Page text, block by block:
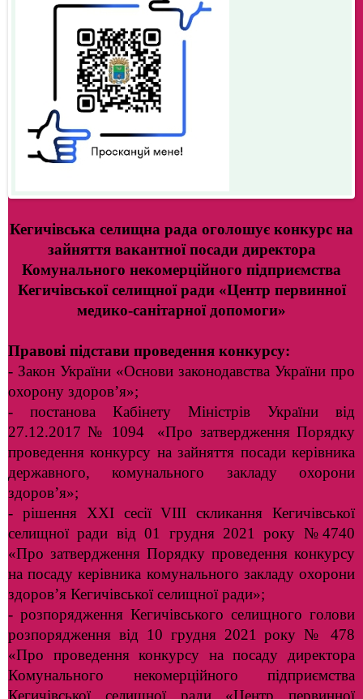
Кегичівська селищна рада оголошує конкурс на
зайняття вакантної посади директора
Комунального некомерційного підприємства
Кегичівської селищної ради «Центр первинної
медико-санітарної допомоги»
Правові підстави проведення конкурсу:
- Закон України «Основи законодавства України про
охорону здоров’я»;
- постанова Кабінету Міністрів України від
27.12.2017 № 1094 «Про затвердження Порядку
проведення конкурсу на зайняття посади керівника
державного, комунального закладу охорони
здоров’я»;
- рішення ХХІ сесії VIIІ скликання Кегичівської
селищної ради від 01 грудня 2021 року №4740
«Про затвердження Порядку проведення конкурсу
на посаду керівника комунального закладу охорони
здоров’я Кегичівської селищної ради»;
- розпорядження Кегичівського селищного голови
розпорядження від 10 грудня 2021 року № 478
«Про проведення конкурсу на посаду директора
Комунального некомерційного підприємства
Кегичівської селищної ради «Центр первинної